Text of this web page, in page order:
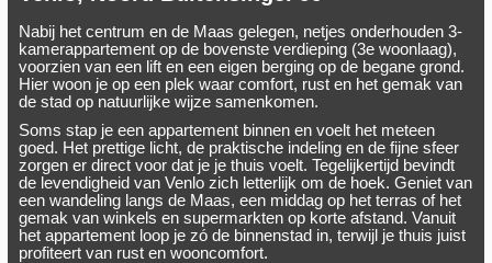
Nabij het centrum en de Maas gelegen, netjes onderhouden 3-
kamerappartement op de bovenste verdieping (3e woonlaag),
voorzien van een lift en een eigen berging op de begane grond.
Hier woon je op een plek waar comfort, rust en het gemak van
de stad op natuurlijke wijze samenkomen.
Soms stap je een appartement binnen en voelt het meteen
goed. Het prettige licht, de praktische indeling en de fijne sfeer
zorgen er direct voor dat je je thuis voelt. Tegelijkertijd bevindt
de levendigheid van Venlo zich letterlijk om de hoek. Geniet van
een wandeling langs de Maas, een middag op het terras of het
gemak van winkels en supermarkten op korte afstand. Vanuit
het appartement loop je zó de binnenstad in, terwijl je thuis juist
profiteert van rust en wooncomfort.